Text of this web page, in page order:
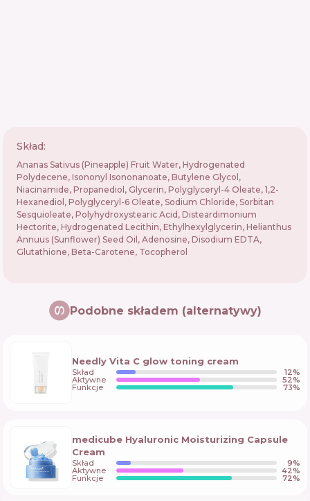
Skład:
Ananas Sativus (Pineapple) Fruit Water, Hydrogenated
Polydecene, Isononyl Isononanoate, Butylene Glycol,
Niacinamide, Propanediol, Glycerin, Polyglyceryl-4 Oleate, 1,2-
Hexanediol, Polyglyceryl-6 Oleate, Sodium Chloride, Sorbitan
Sesquioleate, Polyhydroxystearic Acid, Disteardimonium
Hectorite, Hydrogenated Lecithin, Ethylhexylglycerin, Helianthus
Annuus (Sunflower) Seed Oil, Adenosine, Disodium EDTA,
Glutathione, Beta-Carotene, Tocopherol
Podobne składem (alternatywy)
Needly Vita C glow toning cream
Skład 12%
Aktywne 52%
Funkcje 73%
medicube Hyaluronic Moisturizing Capsule
Cream
Skład 9%
Aktywne 42%
Funkcje 72%